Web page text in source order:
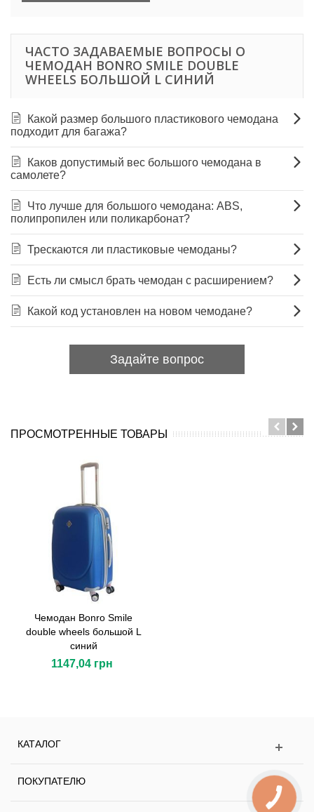
ЧАСТО ЗАДАВАЕМЫЕ ВОПРОСЫ О
ЧЕМОДАН BONRO SMILE DOUBLE
WHEELS БОЛЬШОЙ L СИНИЙ
Какой размер большого пластикового чемодана
подходит для багажа?
Каков допустимый вес большого чемодана в
самолете?
Что лучше для большого чемодана: ABS,
полипропилен или поликарбонат?
Трескаются ли пластиковые чемоданы?
Есть ли смысл брать чемодан с расширением?
Какой код установлен на новом чемодане?
Задайте вопрос
ПРОСМОТРЕННЫЕ ТОВАРЫ
Чемодан Bonro Smile
double wheels большой L
синий
1147,04 грн
КАТАЛОГ
ПОКУПАТЕЛЮ